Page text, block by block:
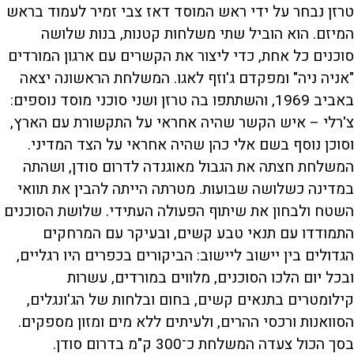
טרזן נבחר על ידי ראש המוסד דאז צבי זמיר לעמוד בראש
המיזם. הוא הוביל שתי משלחות קטנות, בנות שלושה
סוכנים כל אחת, כדי ליצור את הקשרים עם ארגון המורדים
"אניה ניה" ומפקדם ג'וזף לאגו. המשלחת הראשונה יצאה
באביב 1969, והשתתפו בה טרזן ושני סוכני מוסד נוספים:
צ'רלי – איש הקשר שהיה אחראי על התקשורת עם הארץ,
וסוכן נוסף בשם אלי כהן שהיה אחראי על הצד המדיני.
המשלחת חצתה את הגבול מאוגנדה לדרום סודן, ושהתה
במדינה כשלושה שבועות. מטרתה הייתה להבין את תוואי
השטח ולבחון את שיתוף הפעולה העתידי. שלושת הסוכנים
התמודדו עם תנאי טבע קשים, ובעיקר עם המרחקים
הגדולים בין יישוב ליישוב: הביקורים בכפרים היו רגליים,
ובכל יום הלכו הסוכנים, מלווים במורדים, עשרות
קילומטרים בתנאים קשים, בחום ובלחות של הג'ונגלים,
הסוואנות ורכסי ההרים, ולעיתים ללא מים ומזון מספקים.
בסך הכול צעדה המשלחת כ־300 ק"מ בדרום סודן.